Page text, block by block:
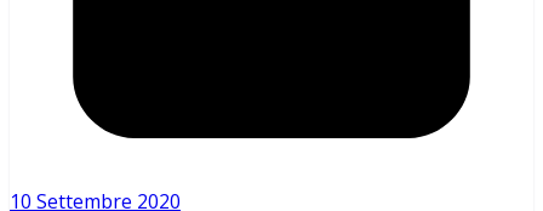
10 Settembre 2020